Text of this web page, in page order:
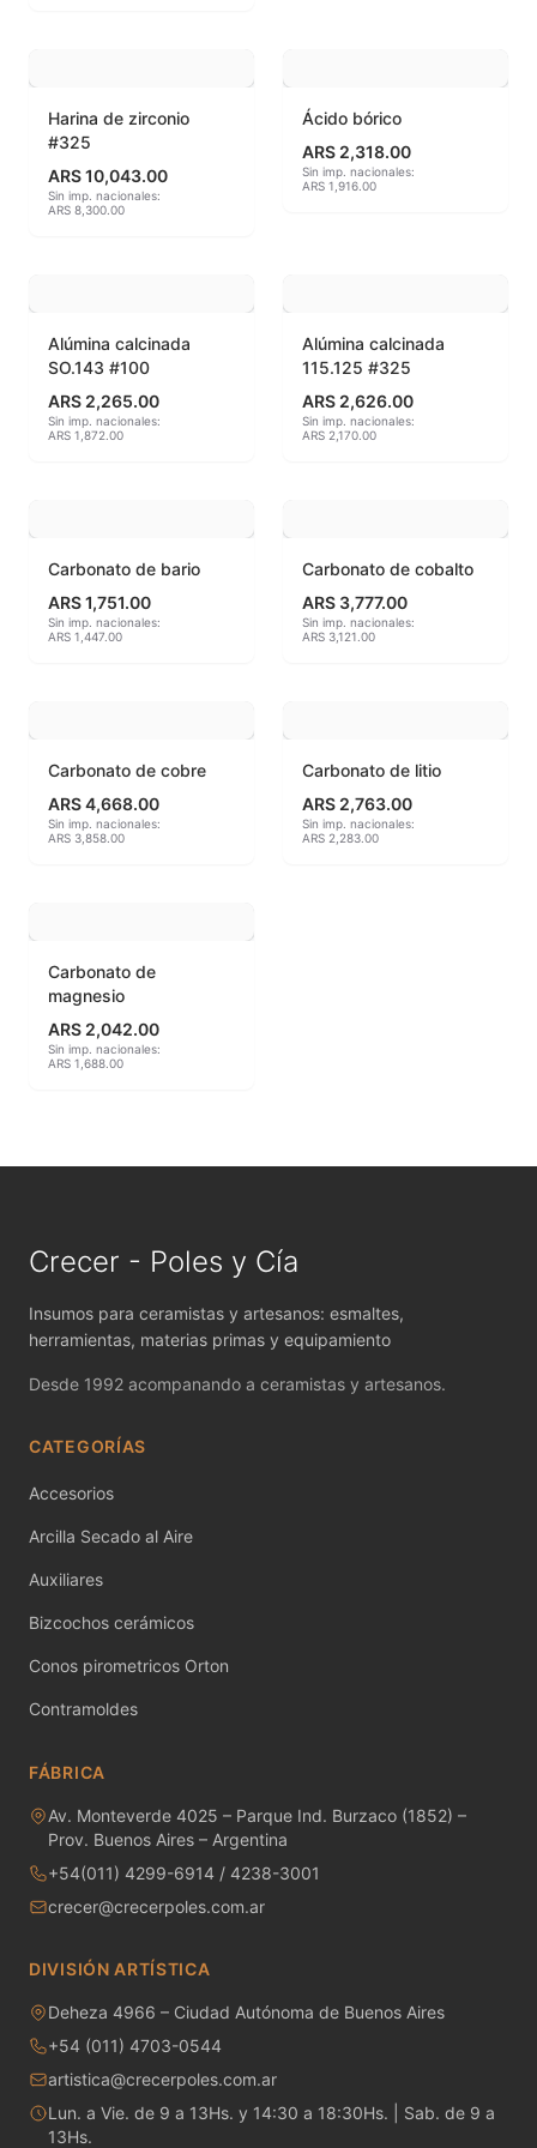
Kingtsugi
Lápices y rotuladores
Libros y Revistas
Maquinarias
MAYCO CLASSIC CRACKLES
MAYCO DUNCAN ACCESSORIES
MAYCO E & E CHUNKIES
MAYCO ENGOBE
MAYCO JUNGLE GEMS
MAYCO RAKU GLAZES
MAYCO RAPID ROLL
MAYCO SPECKLED STROKE & COAT
MAYCO STONEWARE GLAZES
Metales preciosos y luestres
Minerales
Moldes de yeso
Harina de zirconio
#325
ARS 10,043.00
Sin imp. nacionales:
ARS 8,300.00
Ácido bórico
ARS 2,318.00
Sin imp. nacionales:
ARS 1,916.00
Alúmina calcinada
SO.143 #100
ARS 2,265.00
Sin imp. nacionales:
ARS 1,872.00
Alúmina calcinada
115.125 #325
ARS 2,626.00
Sin imp. nacionales:
ARS 2,170.00
Carbonato de bario
ARS 1,751.00
Sin imp. nacionales:
ARS 1,447.00
Carbonato de cobalto
ARS 3,777.00
Sin imp. nacionales:
ARS 3,121.00
Carbonato de cobre
ARS 4,668.00
Sin imp. nacionales:
ARS 3,858.00
Carbonato de litio
ARS 2,763.00
Sin imp. nacionales:
ARS 2,283.00
Carbonato de
magnesio
ARS 2,042.00
Sin imp. nacionales:
ARS 1,688.00
Crecer - Poles y Cía
Insumos para ceramistas y artesanos: esmaltes,
herramientas, materias primas y equipamiento
Desde 1992 acompanando a ceramistas y artesanos.
CATEGORÍAS
Accesorios
Arcilla Secado al Aire
Auxiliares
Bizcochos cerámicos
Conos pirometricos Orton
Contramoldes
FÁBRICA
Av. Monteverde 4025 – Parque Ind. Burzaco (1852) –
Prov. Buenos Aires – Argentina
+54(011) 4299-6914 / 4238-3001
crecer@crecerpoles.com.ar
DIVISIÓN ARTÍSTICA
Deheza 4966 – Ciudad Autónoma de Buenos Aires
+54 (011) 4703-0544
artistica@crecerpoles.com.ar
Lun. a Vie. de 9 a 13Hs. y 14:30 a 18:30Hs. | Sab. de 9 a
13Hs.